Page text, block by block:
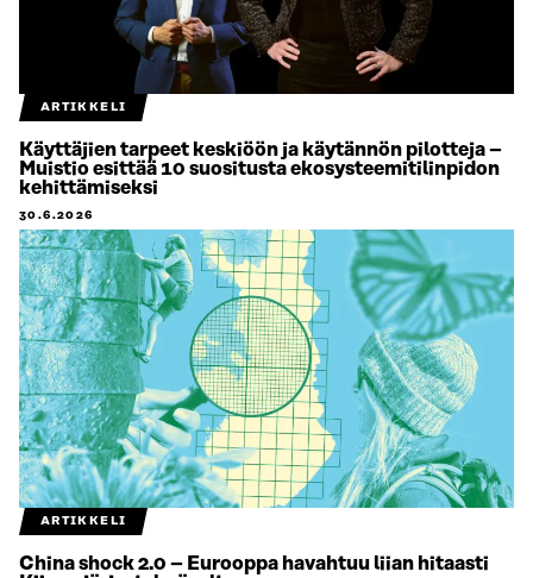
ARTIKKELI
Käyttäjien tarpeet keskiöön ja käytännön pilotteja –
Muistio esittää 10 suositusta ekosysteemitilinpidon
kehittämiseksi
30.6.2026
ARTIKKELI
China shock 2.0 – Eurooppa havahtuu liian hitaasti